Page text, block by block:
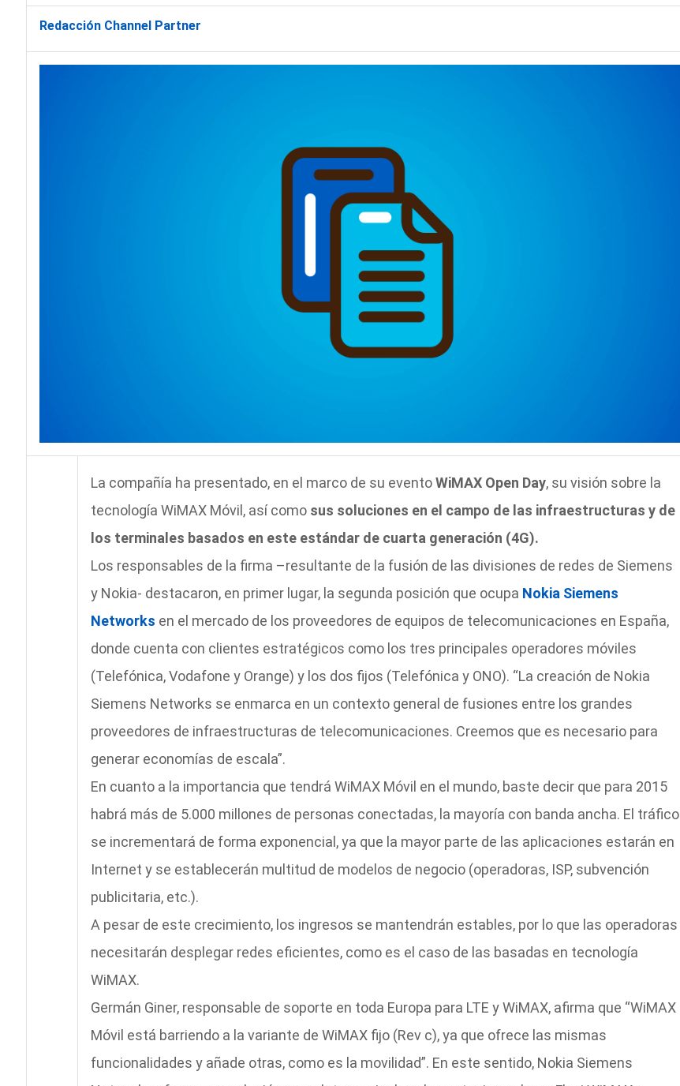
Redacción Channel Partner
La compañía ha presentado, en el marco de su eventoWiMAX Open Day, su visión sobre la
tecnología WiMAX Móvil, así como sus soluciones en el campo de las infraestructuras y de
los terminales basados en este estándar de cuarta generación (4G).
Los responsables de la firma –resultante de la fusión de las divisiones de redes de Siemens
y Nokia- destacaron, en primer lugar, la segunda posición que ocupa Nokia Siemens
Networks en el mercado de los proveedores de equipos de telecomunicaciones en España,
donde cuenta con clientes estratégicos como los tres principales operadores móviles
(Telefónica, Vodafone y Orange) y los dos fijos (Telefónica y ONO). “La creación de Nokia
Siemens Networks se enmarca en un contexto general de fusiones entre los grandes
proveedores de infraestructuras de telecomunicaciones. Creemos que es necesario para
generar economías de escala”.
En cuanto a la importancia que tendrá WiMAX Móvil en el mundo, baste decir que para 2015
habrá más de 5.000 millones de personas conectadas, la mayoría con banda ancha. El tráfico
se incrementará de forma exponencial, ya que la mayor parte de las aplicaciones estarán en
Internet y se establecerán multitud de modelos de negocio (operadoras, ISP, subvención
publicitaria, etc.).
A pesar de este crecimiento, los ingresos se mantendrán estables, por lo que las operadoras
necesitarán desplegar redes eficientes, como es el caso de las basadas en tecnología
WiMAX.
Germán Giner, responsable de soporte en toda Europa para LTE y WiMAX, afirma que “WiMAX
Móvil está barriendo a la variante de WiMAX fijo (Rev c), ya que ofrece las mismas
funcionalidades y añade otras, como es la movilidad”. En este sentido, Nokia Siemens